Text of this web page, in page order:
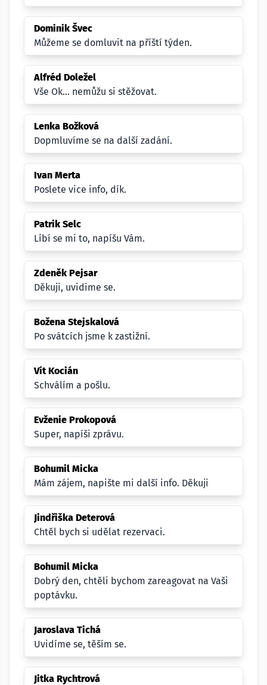
Dominik Švec
Můžeme se domluvit na příští týden.
Alfréd Doležel
Vše Ok... nemůžu si stěžovat.
Lenka Božková
Dopmluvíme se na další zadání.
Ivan Merta
Poslete vice info, dík.
Patrik Selc
Líbí se mi to, napíšu Vám.
Zdeněk Pejsar
Děkuji, uvidime se.
Božena Stejskalová
Po svátcích jsme k zastižní.
Vít Kocián
Schválím a pošlu.
Evženie Prokopová
Super, napíši zprávu.
Bohumil Micka
Mám zájem, napište mi další info. Děkuji
Jindřiška Deterová
Chtěl bych si udělat rezervaci.
Bohumil Micka
Dobrý den, chtěli bychom zareagovat na Vaši
poptávku.
Jaroslava Tichá
Uvidíme se, těším se.
Jitka Rychtrová